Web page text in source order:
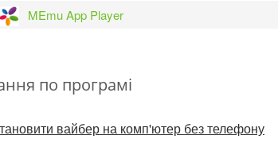
MEmu App Player
по програмі
вайбер на комп'ютер без телефону